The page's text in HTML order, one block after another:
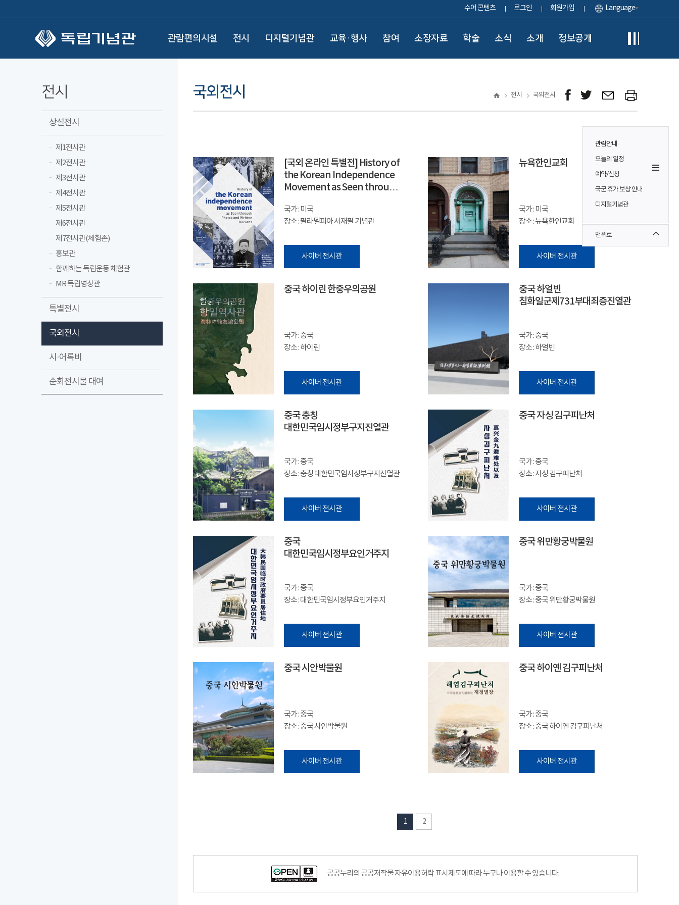
수어 콘텐츠 로그인 회원가입 Language
관람편의시설 전시 디지털기념관 교육·행사 참여 소장자료 학술 소식 소개 정보공개
관람안내
오늘의 일정
예약/신청
국군 휴가 보상 안내
디지털기념관
맨위로
전시
상설전시
제1전시관
제2전시관
제3전시관
제4전시관
제5전시관
제6전시관
제7전시관(체험존)
홍보관
함께하는 독립운동 체험관
MR 독립영상관
특별전시
국외전시
시·어록비
순회전시물 대여
국외전시 전시 국외전시
[국외 온라인 특별전] History of
the Korean Independence
Movement as Seen through
국가 : 미국
장소 : 필라델피아 서재필 기념관
사이버 전시관
뉴욕한인교회
국가 : 미국
장소 : 뉴욕한인교회
사이버 전시관
중국 하이린 한중우의공원
국가 : 중국
장소 : 하이린
사이버 전시관
중국 하얼빈
침화일군제731부대죄증진열관
국가 : 중국
장소 : 하얼빈
사이버 전시관
중국 충칭
대한민국임시정부구지진열관
국가 : 중국
장소 : 충칭 대한민국임시정부구지진열관
사이버 전시관
중국 자싱 김구피난처
국가 : 중국
장소 : 자싱 김구피난처
사이버 전시관
중국
대한민국임시정부요인거주지
국가 : 중국
장소 : 대한민국임시정부요인거주지
사이버 전시관
중국 위만황궁박물원
국가 : 중국
장소 : 중국 위만황궁박물원
사이버 전시관
중국 시안박물원
국가 : 중국
장소 : 중국 시안박물원
사이버 전시관
중국 하이옌 김구피난처
국가 : 중국
장소 : 중국 하이옌 김구피난처
사이버 전시관
1 2
공공누리의 공공저작물 자유이용허락 표시제도에 따라 누구나 이용할 수 있습니다.